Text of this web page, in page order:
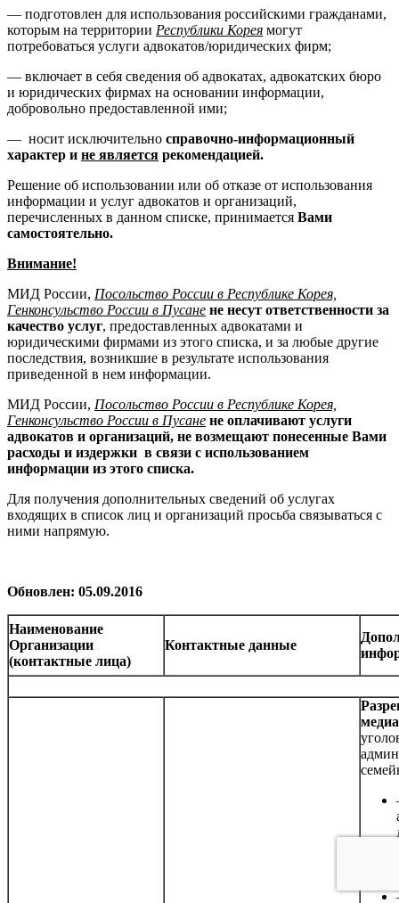
— подготовлен для использования российскими гражданами,
которым на территории Республики Корея могут
потребоваться услуги адвокатов/юридических фирм;
— включает в себя сведения об адвокатах, адвокатских бюро
и юридических фирмах на основании информации,
добровольно предоставленной ими;
— носит исключительно справочно-информационный
характер и не является рекомендацией.
Решение об использовании или об отказе от использования
информации и услуг адвокатов и организаций,
перечисленных в данном списке, принимается Вами
самостоятельно.
Внимание!
МИД России, Посольство России в Республике Корея,
Генконсульство России в Пусане не несут ответственности за
качество услуг, предоставленных адвокатами и
юридическими фирмами из этого списка, и за любые другие
последствия, возникшие в результате использования
приведенной в нем информации.
МИД России, Посольство России в Республике Корея,
Генконсульство России в Пусане не оплачивают услуги
адвокатов и организаций, не возмещают понесенные Вами
расходы и издержки в связи с использованием
информации из этого списка.
Для получения дополнительных сведений об услугах
входящих в список лиц и организаций просьба связываться с
ними напрямую.
Обновлен: 05.09.2016
Наименование
Организации
(контактные лица)
Контактные данные